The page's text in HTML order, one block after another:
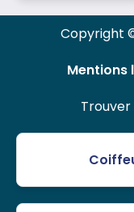
Copyright
Mentions